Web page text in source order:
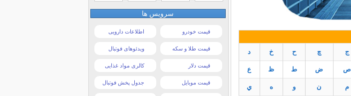
ج چ ح خ د
ص ض ط ظ ع
م ن و ه ي
سرویس ها
قیمت خودرو اطلاعات دارویی
قیمت طلا و سکه ویدئوهای فوتبال
قیمت دلار کالری مواد غذایی
قیمت موبایل جدول پخش فوتبال